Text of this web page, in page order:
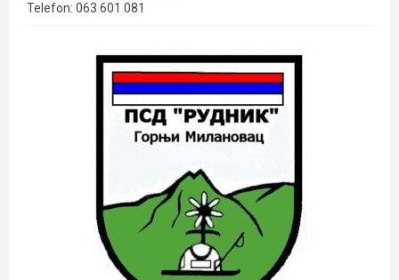
Telefon: 063 601 081